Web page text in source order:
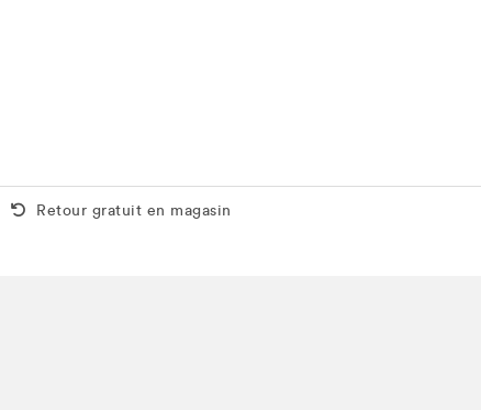
Retour gratuit aussi en magasin
Retour gratuit en magasin